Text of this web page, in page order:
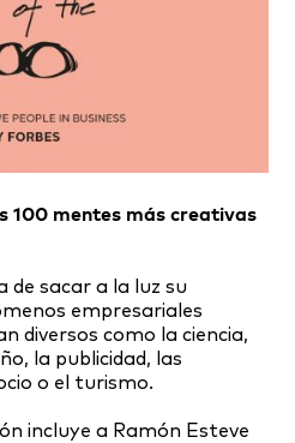
100 mentes más creativas
de sacar a la luz su
empresariales
diversos como la ciencia,
la publicidad, las
o el turismo.
incluye a Ramón Esteve